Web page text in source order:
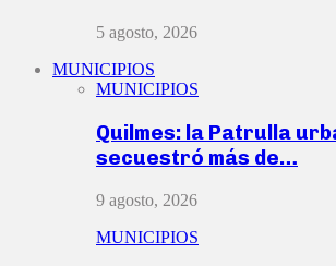
5 agosto, 2026
MUNICIPIOS
MUNICIPIOS
Quilmes: la Patrulla
secuestró más de…
9 agosto, 2026
MUNICIPIOS